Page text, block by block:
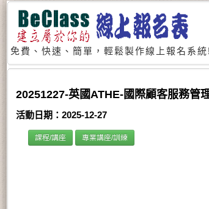
免費、快速、簡單，輕鬆製作線上報名系統!
20251227-英國ATHE-國際顧客服務管
活動日期：2025-12-27
課程/講座 專業講座/訓練